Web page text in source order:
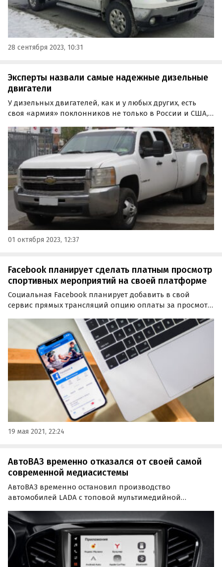
28 сентября 2023, 10:31
Эксперты назвали самые надежные дизельные
двигатели
У дизельных двигателей, как и у любых других, есть
своя «армия» поклонников не только в России и США,
планомерно заменяют на гибридные и электрические
силовые установки.
01 октября 2023, 12:37
Facebook планирует сделать платным просмотр
спортивных мероприятий на своей платформе
Социальная Facebook планирует добавить в свой
сервис прямых трансляций опцию оплаты за просмотр
бизнес-идеи утверждают, что это поможет спортивным
организациям зарабатывать больше денег в условиях…
19 мая 2021, 22:24
АвтоВАЗ временно отказался от своей самой
современной медиасистемы
АвтоВАЗ временно остановил производство
автомобилей LADA с топовой мультимедийной
конвейер, по крайней мере, до конца 2021 года, пишет
инсайдерское сообщество «Нетипичный АвтоВАЗ» со
ссылкой на…